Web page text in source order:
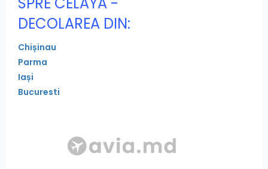
DECOLAREA DIN:
Chișinau
Parma
Iași
Bucuresti